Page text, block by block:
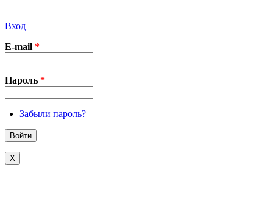
Вход
E-mail *
Пароль *
Забыли пароль?
X